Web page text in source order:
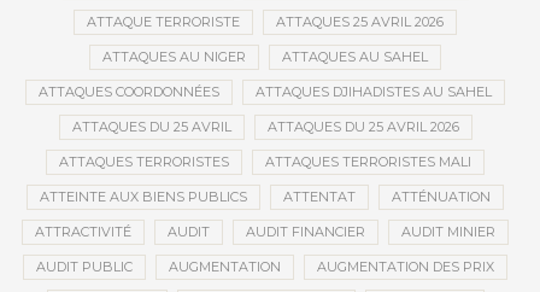
ATTAQUE TERRORISTE ATTAQUES 25 AVRIL 2026
ATTAQUES AU NIGER ATTAQUES AU SAHEL
ATTAQUES COORDONNÉES ATTAQUES DJIHADISTES AU SAHEL
ATTAQUES DU 25 AVRIL ATTAQUES DU 25 AVRIL 2026
ATTAQUES TERRORISTES ATTAQUES TERRORISTES MALI
ATTEINTE AUX BIENS PUBLICS ATTENTAT ATTÉNUATION
ATTRACTIVITÉ AUDIT AUDIT FINANCIER AUDIT MINIER
AUDIT PUBLIC AUGMENTATION AUGMENTATION DES PRIX